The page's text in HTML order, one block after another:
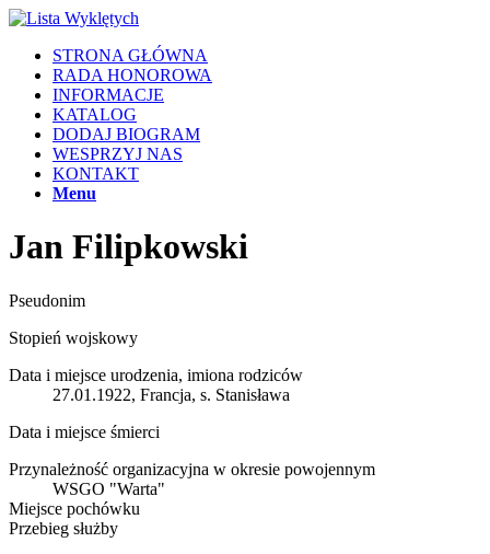
STRONA GŁÓWNA
RADA HONOROWA
INFORMACJE
KATALOG
DODAJ BIOGRAM
WESPRZYJ NAS
KONTAKT
Menu
Jan Filipkowski
Pseudonim
Stopień wojskowy
Data i miejsce urodzenia, imiona rodziców
27.01.1922, Francja, s. Stanisława
Data i miejsce śmierci
Przynależność organizacyjna w okresie powojennym
WSGO "Warta"
Miejsce pochówku
Przebieg służby